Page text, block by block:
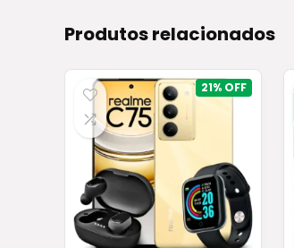
Produtos relacionados
21%